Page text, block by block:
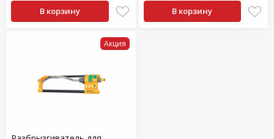
В корзину В корзину
Акция